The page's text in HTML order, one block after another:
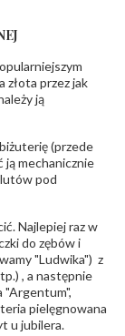
200 Jasło; NIP:
tel.13 44 56 100;
Sp. z o.o. ul.
NIP 7542889545;
poniżej 3 lat
z białego złota
nikiel
złota przez jak
ją
(przede
ją mechanicznie
pod
Najlepiej raz w
do zębów i
"Ludwika") z
, a następnie
"Argentum",
pielęgnowana
u jubilera.